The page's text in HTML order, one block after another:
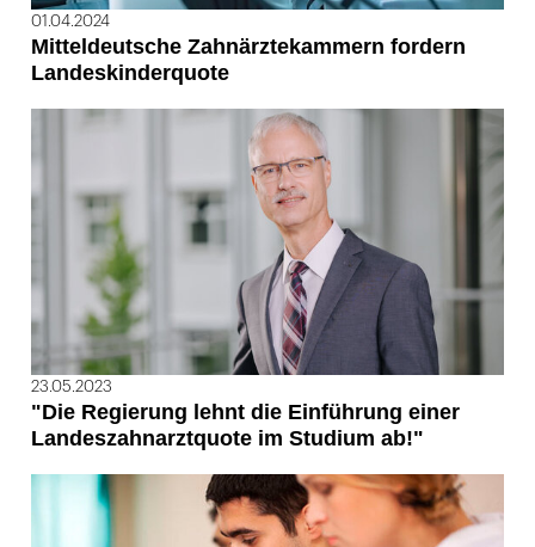
01.04.2024
Mitteldeutsche Zahnärztekammern fordern
Landeskinderquote
23.05.2023
"Die Regierung lehnt die Einführung einer
Landeszahnarztquote im Studium ab!"